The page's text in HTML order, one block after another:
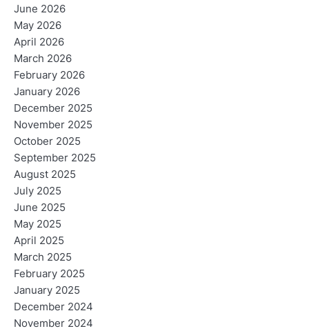
June 2026
May 2026
April 2026
March 2026
February 2026
January 2026
December 2025
November 2025
October 2025
September 2025
August 2025
July 2025
June 2025
May 2025
April 2025
March 2025
February 2025
January 2025
December 2024
November 2024